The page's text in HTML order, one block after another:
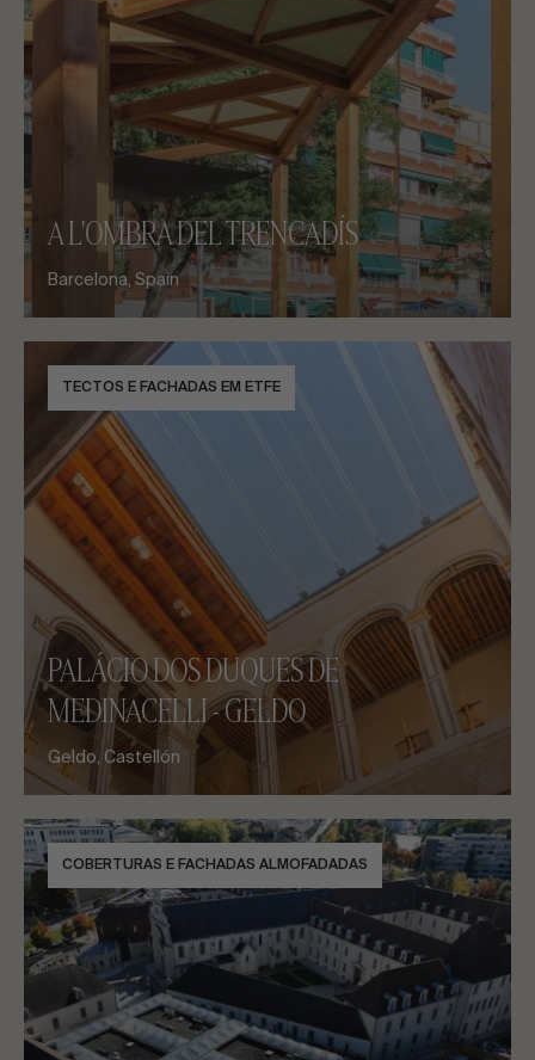
A L'OMBRA DEL TRENCADÍS
Barcelona, Spain
TECTOS E FACHADAS EM ETFE
PALÁCIO DOS DUQUES DE
MEDINACELLI - GELDO
Geldo, Castellón
COBERTURAS E FACHADAS ALMOFADADAS